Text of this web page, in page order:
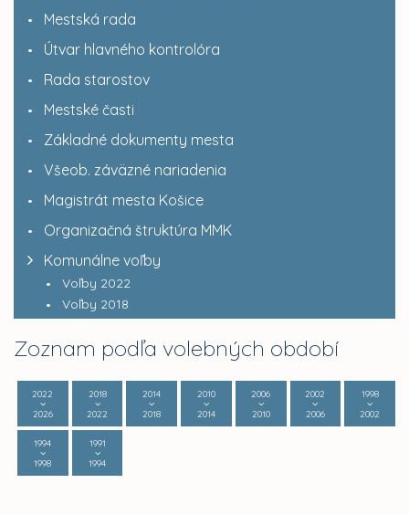
Mestská rada
Útvar hlavného kontrolóra
Rada starostov
Mestské časti
Základné dokumenty mesta
Všeob. záväzné nariadenia
Magistrát mesta Košice
Organizačná štruktúra MMK
Komunálne voľby
Voľby 2022
Voľby 2018
Zoznam podľa volebných období
2022
2026
2018
2022
2014
2018
2010
2014
2006
2010
2002
2006
1998
2002
1994
1998
1991
1994